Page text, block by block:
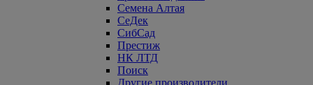
Семена Алтая
СеДек
СибСад
Престиж
НК ЛТД
Поиск
Другие производители